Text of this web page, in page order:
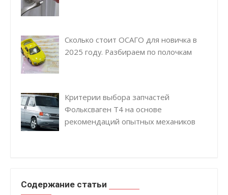
Сколько стоит ОСАГО для новичка в
2025 году. Разбираем по полочкам
Критерии выбора запчастей
Фольксваген Т4 на основе
рекомендаций опытных механиков
Содержание статьи